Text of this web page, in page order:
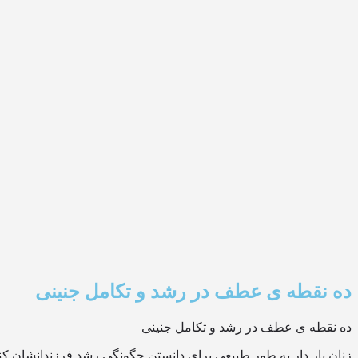
ده نقطه ی عطف در رشد و تکامل جنینی
ده نقطه ی عطف در رشد و تکامل جنینی
زنان بار دار به طور طبیعی برای دانستن چگونگی رشد فرزندانشان